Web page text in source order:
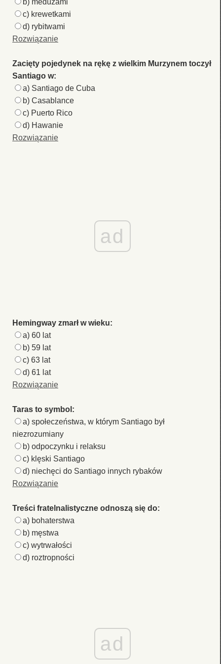
c) krewetkami
d) rybitwami
Rozwiązanie
Zacięty pojedynek na rękę z wielkim Murzynem toczył
Santiago w:
a) Santiago de Cuba
b) Casablance
c) Puerto Rico
d) Hawanie
Rozwiązanie
ad
Hemingway zmarł w wieku:
a) 60 lat
b) 59 lat
c) 63 lat
d) 61 lat
Rozwiązanie
Taras to symbol:
a) społeczeństwa, w którym Santiago był
niezrozumiany
b) odpoczynku i relaksu
c) klęski Santiago
d) niechęci do Santiago innych rybaków
Rozwiązanie
Treści fratelnalistyczne odnoszą się do:
a) bohaterstwa
b) męstwa
c) wytrwałości
d) roztropności
ad